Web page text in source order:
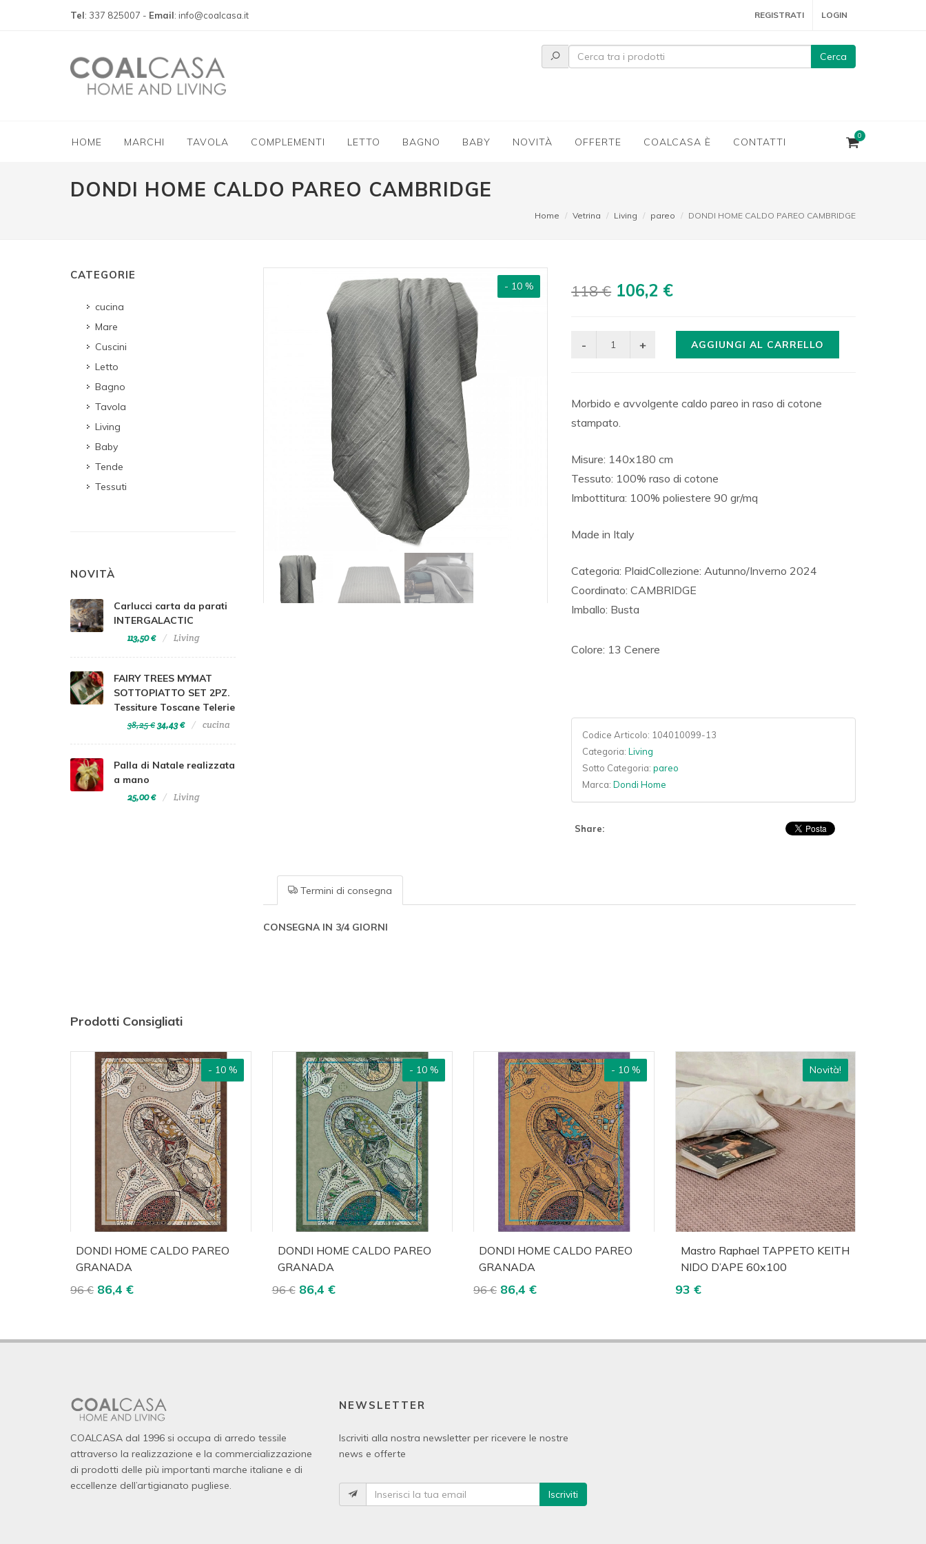
Tel: 337 825007 - Email: info@coalcasa.it REGISTRATI LOGIN
Cerca
HOME MARCHI TAVOLA COMPLEMENTI LETTO BAGNO BABY NOVITÀ OFFERTE COALCASA È CONTATTI
0
DONDI HOME CALDO PAREO CAMBRIDGE
Home Vetrina Living pareo DONDI HOME CALDO PAREO CAMBRIDGE
- 10 % 118 € 106,2 €
AGGIUNGI AL CARRELLO
Morbido e avvolgente caldo pareo in raso di cotone
stampato.
Misure: 140x180 cm
Tessuto: 100% raso di cotone
Imbottitura: 100% poliestere 90 gr/mq
Made in Italy
Categoria: PlaidCollezione: Autunno/Inverno 2024
Coordinato: CAMBRIDGE
Imballo: Busta
Colore: 13 Cenere
Codice Articolo: 104010099-13
Categoria:Living
Sotto Categoria:pareo
Marca:Dondi Home
Share:
Termini di consegna
CONSEGNA IN 3/4 GIORNI
CATEGORIE
cucina
Mare
Cuscini
Letto
Bagno
Tavola
Living
Baby
Tende
Tessuti
NOVITÀ
Carlucci carta da parati
INTERGALACTIC
113,50 € Living
FAIRY TREES MYMAT
SOTTOPIATTO SET 2PZ.
Tessiture Toscane Telerie
38,25 €34,43 € cucina
Palla di Natale realizzata
a mano
25,00 € Living
Prodotti Consigliati
- 10 %
Acquista Visualizza
DONDI HOME CALDO PAREO
GRANADA
96 € 86,4 €
- 10 %
Acquista Visualizza
DONDI HOME CALDO PAREO
GRANADA
96 € 86,4 €
- 10 %
Acquista Visualizza
DONDI HOME CALDO PAREO
GRANADA
96 € 86,4 €
Novità!
Acquista Visualizza
Mastro Raphael TAPPETO KEITH
NIDO D’APE 60x100
93 €
COALCASA dal 1996 si occupa di arredo tessile
attraverso la realizzazione e la commercializzazione
di prodotti delle più importanti marche italiane e di
eccellenze dell’artigianato pugliese.
NEWSLETTER
Iscriviti alla nostra newsletter per ricevere le nostre
news e offerte
Iscriviti